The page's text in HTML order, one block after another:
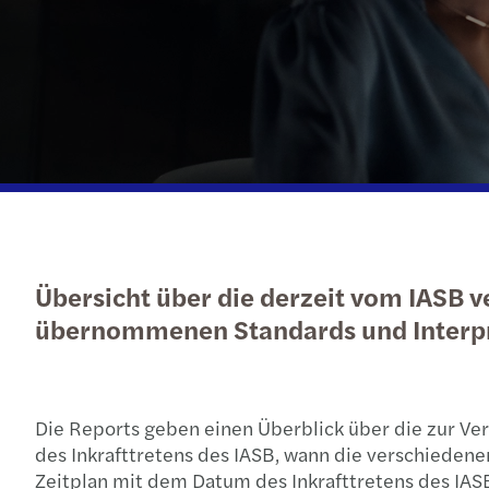
Übersicht über die derzeit vom IASB
übernommenen Standards und
Die Reports geben einen Überblick über die zur
des Inkrafttretens des IASB, wann die
Zeitplan mit dem Datum des Inkrafttretens des